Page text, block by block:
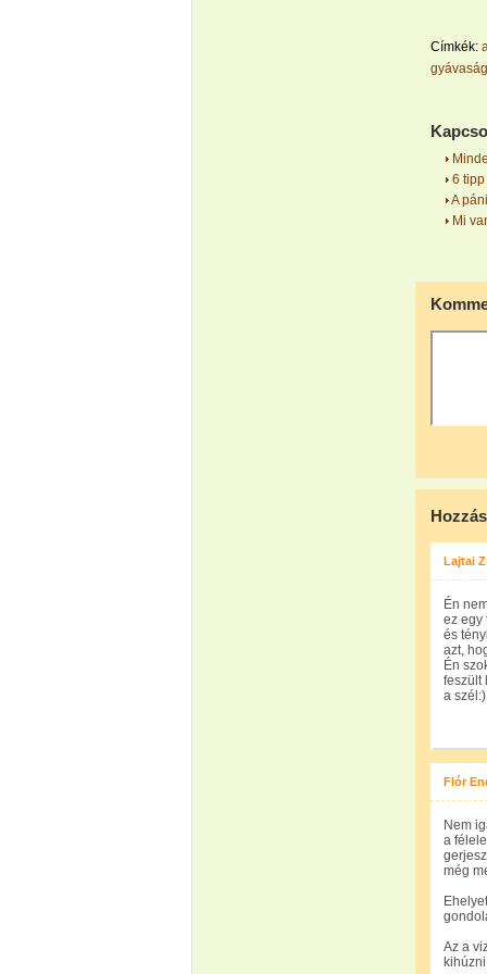
Címkék:
gyávaság
6
A
Mi
Lajtai
Én
ez egy
és
azt,
Én
feszült
a szél:)
Flór
Nem
a
még
Az a